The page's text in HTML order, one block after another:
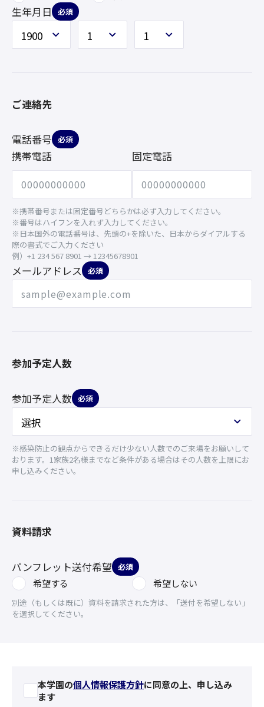
生年月日 必須
ご連絡先
電話番号 必須
携帯電話 固定電話
※携帯番号または固定番号どちらかは必ず入力してください。
※番号はハイフンを入れず入力してください。
※日本国外の電話番号は、先頭の+を除いた、日本からダイアルする
際の書式でご入力ください
例）+1 234 567 8901 → 12345678901
メールアドレス 必須
参加予定人数
参加予定人数 必須
※感染防止の観点からできるだけ少ない人数でのご来場をお願いして
おります。1家族2名様までなど条件がある場合はその人数を上限にお
申し込みください。
資料請求
パンフレット送付希望 必須
希望する 希望しない
別途（もしくは既に）資料を請求された方は、「送付を希望しない」
を選択してください。
本学園の個人情報保護方針に同意の上、申し込み
ます